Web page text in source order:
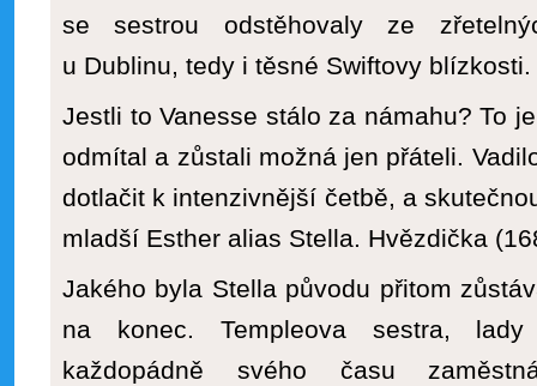
se sestrou odstěhovaly ze
u Dublinu, tedy i těsné Swiftovy blízkosti.
Jestli to Vanesse stálo za námahu? To
odmítal a zůstali možná jen přáteli.
dotlačit k intenzivnější četbě, a
mladší Esther alias Stella. Hvězdička
Jakého byla Stella původu přitom
na konec. Templeova sestra,
každopádně svého času